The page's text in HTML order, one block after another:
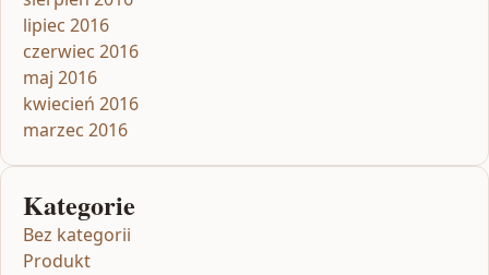
lipiec 2016
czerwiec 2016
maj 2016
kwiecień 2016
marzec 2016
Kategorie
Bez kategorii
Produkt